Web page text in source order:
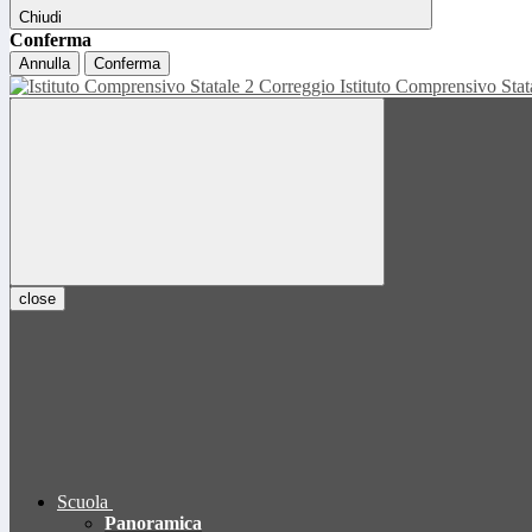
Chiudi
Conferma
Annulla Conferma
Istituto Comprensivo
close
Scuola
Panoramica